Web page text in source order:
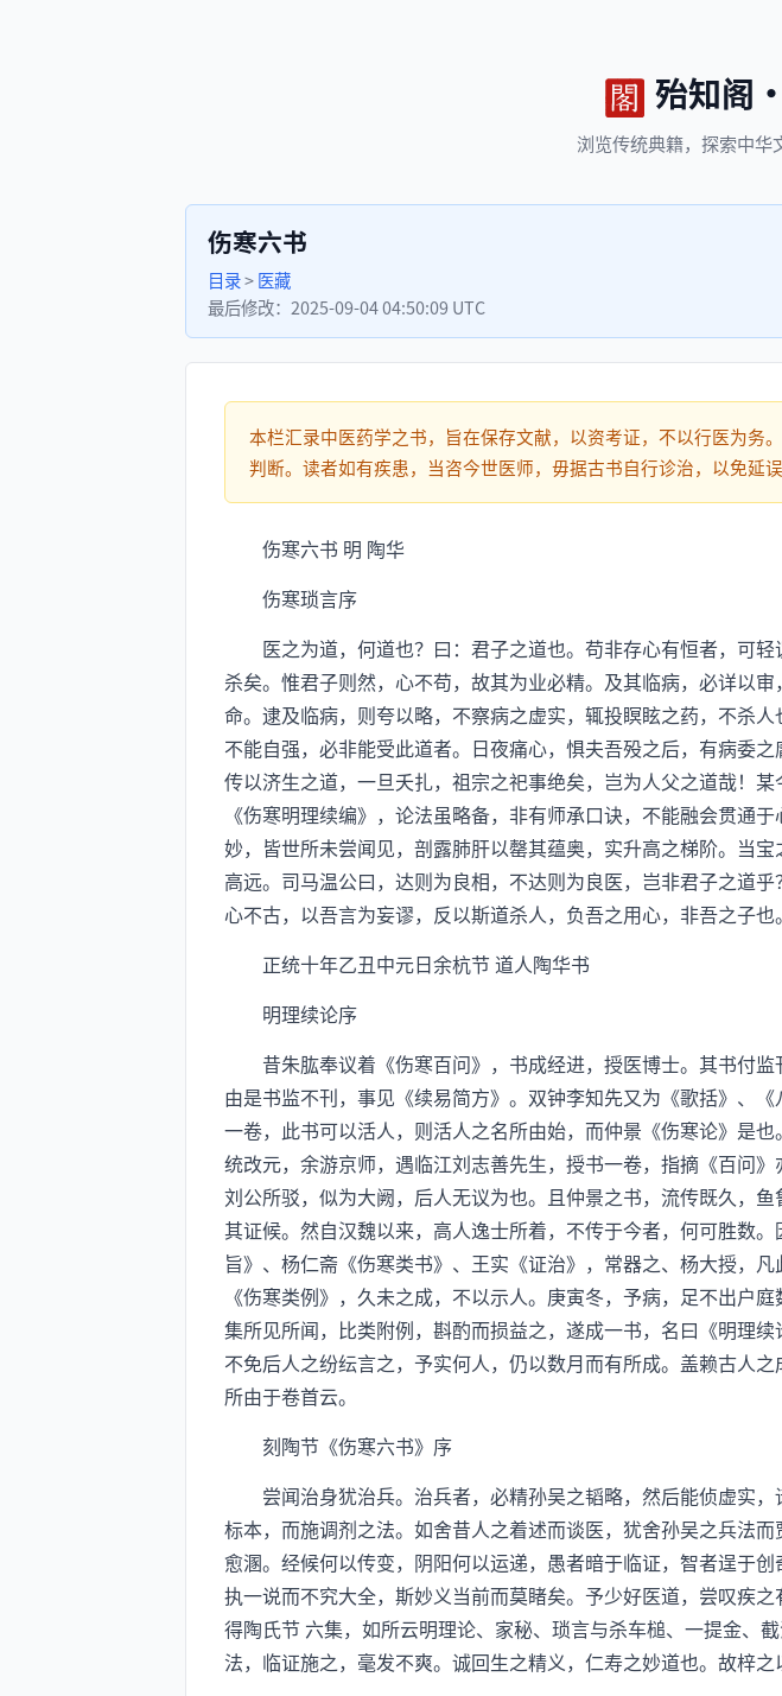
殆知阁 ·
浏览传统典籍， 探索中华
伤寒六书
目录>医藏
最后修改： 2025-09-04 04:50:09 UTC
本栏汇录中医药学之书，旨在保存文献，以资考证，不以行医为
判断。读者如有疾患，当咨今世医师，毋据古书自行诊治，以免延误
伤寒六书 明 陶华
伤寒琐言序
医之为道，何道也？曰：君子之道也。苟非存心有恒者，可轻
杀矣。惟君子则然，心不苟，故其为业必精。及其临病，必详以
命。逮及临病，则夸以略，不察病之虚实，辄投瞑眩之药，不杀
不能自强，必非能受此道者。日夜痛心，惧夫吾殁之后，有病委
传以济生之道，一旦夭扎，祖宗之祀事绝矣，岂为人父之道哉！
《伤寒明理续编》，论法虽略备，非有师承口诀，不能融会贯通
妙，皆世所未尝闻见，剖露肺肝以罄其蕴奥，实升高之梯阶。当
高远。司马温公曰，达则为良相，不达则为良医，岂非君子之道
心不古，以吾言为妄谬，反以斯道杀人，负吾之用心，非吾之子也。
正统十年乙丑中元日余杭节 道人陶华书
明理续论序
昔朱肱奉议着《伤寒百问》，书成经进，授医博士。其书付监
由是书监不刊，事见《续易简方》。双钟李知先又为《歌括》、
一卷，此书可以活人，则活人之名所由始，而仲景《伤寒论》是
统改元，余游京师，遇临江刘志善先生，授书一卷，指摘《百问
刘公所驳，似为大阙，后人无议为也。且仲景之书，流传既久，
其证候。然自汉魏以来，高人逸士所着，不传于今者，何可胜数
旨》、杨仁斋《伤寒类书》、王实《证治》，常器之、杨大授，
《伤寒类例》，久未之成，不以示人。庚寅冬，予病，足不出户
集所见所闻，比类附例，斟酌而损益之，遂成一书，名曰《明理
不免后人之纷纭言之，予实何人，仍以数月而有所成。盖赖古人
所由于卷首云。
刻陶节《伤寒六书》序
尝闻治身犹治兵。治兵者，必精孙吴之韬略，然后能侦虚实，
标本，而施调剂之法。如舍昔人之着述而谈医，犹舍孙吴之兵法
愈溷。经候何以传变，阴阳何以运递，愚者暗于临证，智者逞于
执一说而不究大全，斯妙义当前而莫睹矣。予少好医道，尝叹疾
得陶氏节 六集，如所云明理论、家秘、琐言与杀车槌、一提金、
法，临证施之，毫发不爽。诚回生之精义，仁寿之妙道也。故梓之